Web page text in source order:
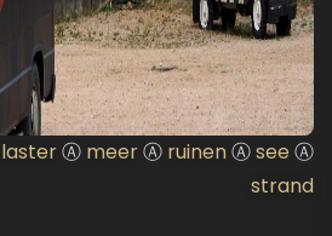
lasterⒶ meerⒶ ruinenⒶsee Ⓐ
strand